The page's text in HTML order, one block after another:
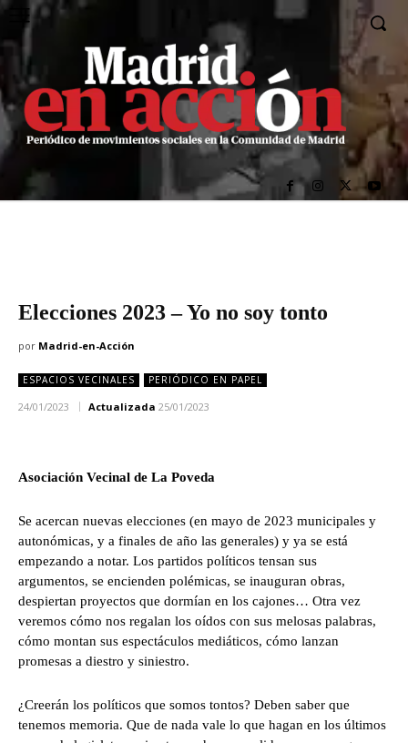
Elecciones 2023 – Yo no soy tonto
por Madrid-en-Acción
ESPACIOS VECINALES PERIÓDICO EN PAPEL
24/01/2023 Actualizada 25/01/2023
Asociación Vecinal de La Poveda
Se acercan nuevas elecciones (en mayo de 2023 municipales y
autonómicas, y a finales de año las generales) y ya se está
empezando a notar. Los partidos políticos tensan sus
argumentos, se encienden polémicas, se inauguran obras,
despiertan proyectos que dormían en los cajones… Otra vez
veremos cómo nos regalan los oídos con sus melosas palabras,
cómo montan sus espectáculos mediáticos, cómo lanzan
promesas a diestro y siniestro.
¿Creerán los políticos que somos tontos? Deben saber que
tenemos memoria. Que de nada vale lo que hagan en los últimos